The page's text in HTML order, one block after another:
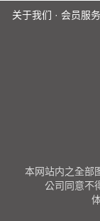
关于我们 · 会员服务
本网站内之全部
公司同意不